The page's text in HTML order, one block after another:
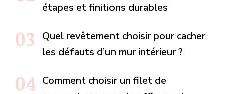
étapes et finitions durables
Quel revêtement choisir pour cacher
les défauts d’un mur intérieur ?
Comment choisir un filet de